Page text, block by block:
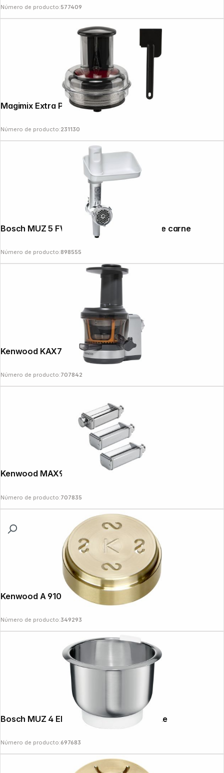
Número de producto:577409
Magimix Extra Press XL Set 17567
Número de producto:231130
Bosch MUZ 5 FW 1 Accesorio picadora de carne
Número de producto:898555
Kenwood KAX720PL Slow Juicer
Número de producto:707842
Kenwood MAX980ME Pasta Set
Número de producto:707835
Kenwood A 910003 Casarecce
Número de producto:349293
Bosch MUZ 4 ER 2 bol de acero inoxidable
Número de producto:697683